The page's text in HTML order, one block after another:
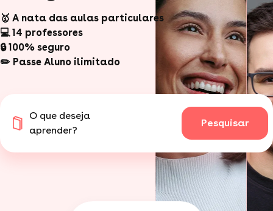
🥇 A nata das aulas particulares
💻 14 professores
🔒 100% seguro
✏️ Passe Aluno ilimitado
O que deseja
aprender?
Pesquisar